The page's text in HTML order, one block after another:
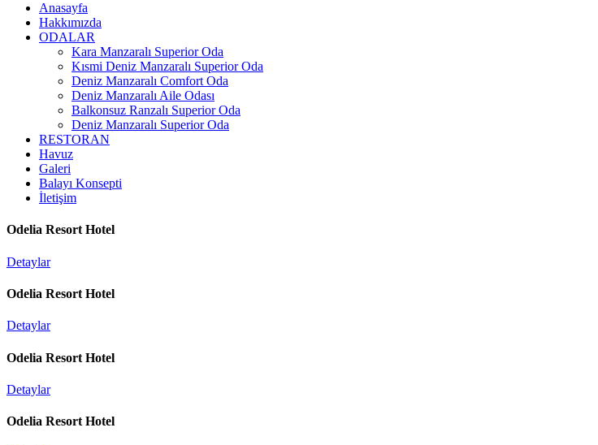
Anasayfa
Hakkımızda
ODALAR
Kara Manzaralı Superior Oda
Kısmi Deniz Manzaralı Superior Oda
Deniz Manzaralı Comfort Oda
Deniz Manzaralı Aile Odası
Balkonsuz Ranzalı Superior Oda
Deniz Manzaralı Superior Oda
RESTORAN
Havuz
Galeri
Balayı Konsepti
İletişim
Odelia Resort Hotel
Detaylar
Odelia Resort Hotel
Detaylar
Odelia Resort Hotel
Detaylar
Odelia Resort Hotel